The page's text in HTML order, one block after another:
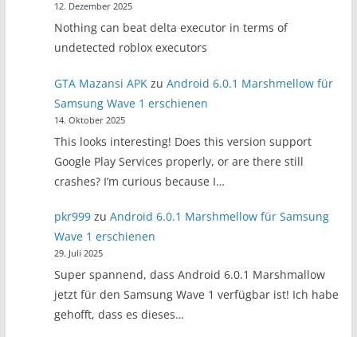
12. Dezember 2025
Nothing can beat delta executor in terms of
undetected roblox executors
GTA Mazansi APK zuAndroid 6.0.1 Marshmellow für
Samsung Wave 1 erschienen
14. Oktober 2025
This looks interesting! Does this version support
Google Play Services properly, or are there still
crashes? I’m curious because I…
pkr999 zuAndroid 6.0.1 Marshmellow für Samsung
Wave 1 erschienen
29. Juli 2025
Super spannend, dass Android 6.0.1 Marshmallow
jetzt für den Samsung Wave 1 verfügbar ist! Ich habe
gehofft, dass es dieses…